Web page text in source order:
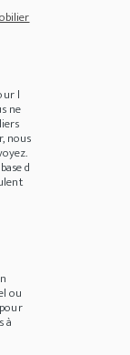
l
ne
nous
d
ou
à